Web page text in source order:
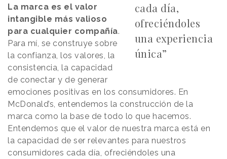
cada día,
ofreciéndoles
una experiencia
única”
La marca es el valor
intangible más valioso
para cualquier compañía.
Para mí, se construye sobre
la confianza, los valores, la
consistencia, la capacidad
de conectar y de generar
emociones positivas en los consumidores. En
McDonald’s, entendemos la construcción de la
marca como la base de todo lo que hacemos.
Entendemos que el valor de nuestra marca está en
la capacidad de ser relevantes para nuestros
consumidores cada día, ofreciéndoles una